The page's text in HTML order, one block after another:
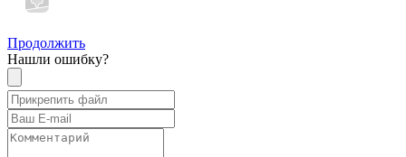
Продолжить
Нашли ошибку?